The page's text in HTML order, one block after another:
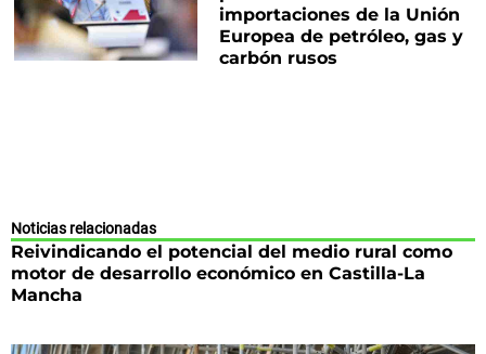
importaciones de la Unión
Europea de petróleo, gas y
carbón rusos
Noticias relacionadas
Reivindicando el potencial del medio rural como
motor de desarrollo económico en Castilla-La
Mancha